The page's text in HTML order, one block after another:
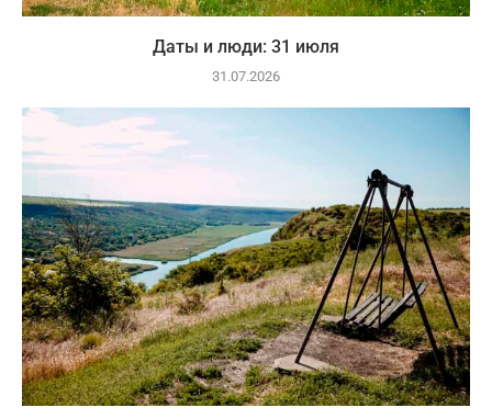
Даты и люди: 31 июля
31.07.2026